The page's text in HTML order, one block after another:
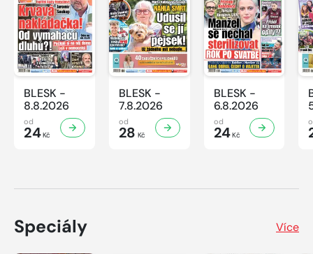
BLESK -
8.8.2026
od
24Kč
BLESK -
7.8.2026
od
28 Kč
BLESK -
6.8.2026
od
24Kč
Speciály Více